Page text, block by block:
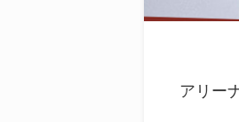
アリー